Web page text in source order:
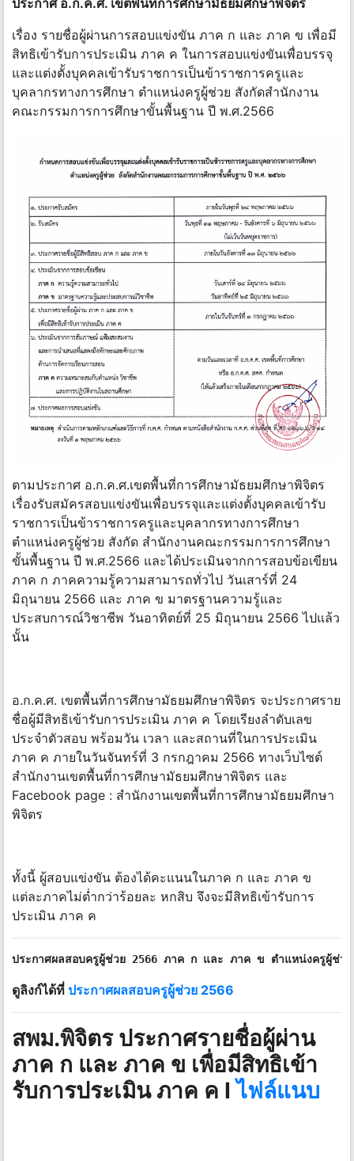
เรื่อง รายชื่อผู้ผ่านการสอบแข่งขัน ภาค ก และ ภาค ข เพื่อมี
สิทธิเข้ารับการประเมิน ภาค ค ในการสอบแข่งขันเพื่อบรรจุ
และแต่งตั้งบุคคลเข้ารับราชการเป็นข้าราชการครูและ
บุคลากรทางการศึกษา ตำแหน่งครูผู้ช่วย สังกัดสำนักงาน
คณะกรรมการการศึกษาขั้นพื้นฐาน ปี พ.ศ.2566
ตามประกาศ อ.ก.ค.ศ.เขตพื้นที่การศึกษามัธยมศึกษาพิจิตร
เรื่องรับสมัครสอบแข่งขันเพื่อบรรจุและแต่งตั้งบุคคลเข้ารับ
ราชการเป็นข้าราชการครูและบุคลากรทางการศึกษา
ตำแหน่งครูผู้ช่วย สังกัด สำนักงานคณะกรรมการการศึกษา
ขั้นพื้นฐาน ปี พ.ศ.2566 และได้ประเมินจากการสอบข้อเขียน
ภาค ก ภาคความรู้ความสามารถทั่วไป วันเสาร์ที่ 24
มิถุนายน 2566 และ ภาค ข มาตรฐานความรู้และ
ประสบการณ์วิชาชีพ วันอาทิตย์ที่ 25 มิถุนายน 2566 ไปแล้ว
นั้น
อ.ก.ค.ศ. เขตพื้นที่การศึกษามัธยมศึกษาพิจิตร จะประกาศราย
ชื่อผู้มีสิทธิเข้ารับการประเมิน ภาค ค โดยเรียงลำดับเลข
ประจำตัวสอบ พร้อมวัน เวลา และสถานที่ในการประเมิน
ภาค ค ภายในวันจันทร์ที่ 3 กรกฎาคม 2566 ทางเว็บไซต์
สำนักงานเขตพื้นที่การศึกษามัธยมศึกษาพิจิตร และ
Facebook page : สำนักงานเขตพื้นที่การศึกษามัธยมศึกษา
พิจิตร
ทั้งนี้ ผู้สอบแข่งขัน ต้องได้คะแนนในภาค ก และ ภาค ข
แต่ละภาคไม่ต่ำกว่าร้อยละ หกสิบ จึงจะมีสิทธิเข้ารับการ
ประเมิน ภาค ค
ประกาศผลสอบครูผู้ช่วย 2566 ภาค ก และ ภาค ข ตำแหน่งครูผู้ช่ว
ดูลิงก์ได้ที่ ประกาศผลสอบครูผู้ช่วย 2566
สพม.พิจิตร ประกาศรายชื่อผู้ผ่าน
ภาค ก และ ภาค ข เพื่อมีสิทธิเข้า
รับการประเมิน ภาค ค Iไฟล์แนบ